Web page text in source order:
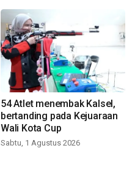
54 Atlet menembak Kalsel,
bertanding pada Kejuaraan
Wali Kota Cup
Sabtu, 1 Agustus 2026